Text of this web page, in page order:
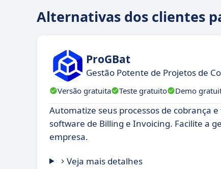
Alternativas dos clientes
ProGBat
Gestão Potente de Projetos de
Versão gratuita Teste gratuito Demo
Automatize seus processos de cobrança
software de Billing e Invoicing. Facilite a
empresa.
Veja mais detalhes